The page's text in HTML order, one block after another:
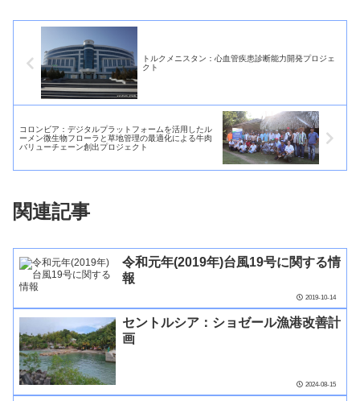
トルクメニスタン：心血管疾患診断能力開発プロジェ
クト
コロンビア：デジタルプラットフォームを活用したル
ーメン微生物フローラと草地管理の最適化による牛肉
バリューチェーン創出プロジェクト
関連記事
令和元年(2019年)台風19号に関する情
報
2019-10-14
セントルシア：ショゼール漁港改善計
画
2024-08-15